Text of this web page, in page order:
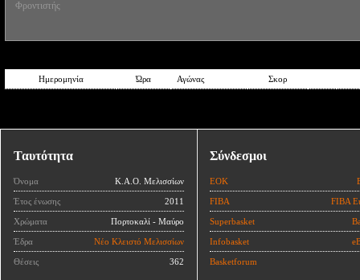
Φροντιστής
Ημερομηνία Ώρα Αγώνας Σκορ
Ταυτότητα
Όνομα Κ.Α.Ο. Μελισσίων
Έτος ένωσης 2011
Χρώματα Πορτοκαλί - Μαύρο
Έδρα Νέο Κλειστό Μελισσίων
Θέσεις 362
Σύνδεσμοι
ΕΟΚ
FIBA FIBA
Superbasket
Infobasket
Basketforum